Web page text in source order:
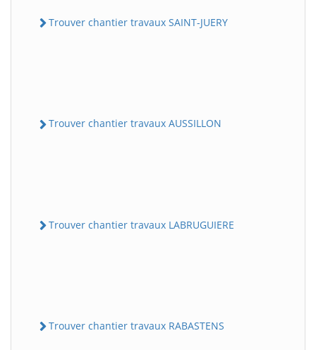
Trouver chantier travaux SAINT-JUERY
Trouver chantier travaux AUSSILLON
Trouver chantier travaux LABRUGUIERE
Trouver chantier travaux RABASTENS